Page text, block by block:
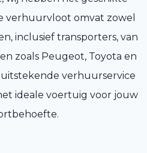
verhuurvloot omvat zowel
inclusief transporters, van
zoals Peugeot, Toyota en
verhuurservice
ideale voertuig voor jouw